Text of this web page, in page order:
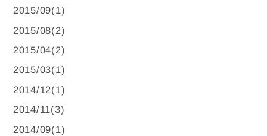
2015/09(1)
2015/08(2)
2015/04(2)
2015/03(1)
2014/12(1)
2014/11(3)
2014/09(1)